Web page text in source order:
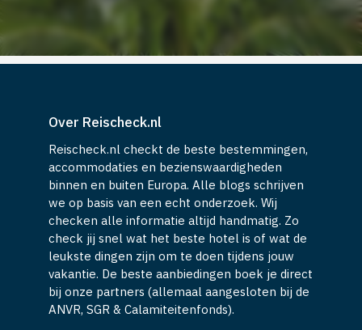
Over Reischeck.nl
Reischeck.nl checkt de beste bestemmingen,
accommodaties en bezienswaardigheden
binnen en buiten Europa. Alle blogs schrijven
we op basis van een echt onderzoek. Wij
checken alle informatie altijd handmatig. Zo
check jij snel wat het beste hotel is of wat de
leukste dingen zijn om te doen tijdens jouw
vakantie. De beste aanbiedingen boek je direct
bij onze partners (allemaal aangesloten bij de
ANVR, SGR & Calamiteitenfonds).